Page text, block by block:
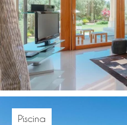
Piscina